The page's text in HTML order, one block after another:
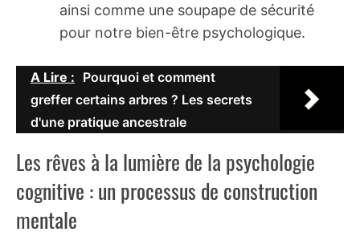
ainsi comme une soupape de sécurité
pour notre bien-être psychologique.
A Lire : Pourquoi et comment
greffer certains arbres ? Les secrets
d'une pratique ancestrale
Les rêves à la lumière de la psychologie
cognitive : un processus de construction
mentale